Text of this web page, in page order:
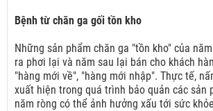
Bệnh từ chăn ga gối tồn kho
Những sản phẩm chăn ga "tồn kho" của
ra phơi lại và năm sau lại bán cho khách
"hàng mới về", "hàng mới nhập". Thực tế,
xuất hiện trong quá trình bảo quản các sản
năm ròng có thể ảnh hưởng xấu tới sức